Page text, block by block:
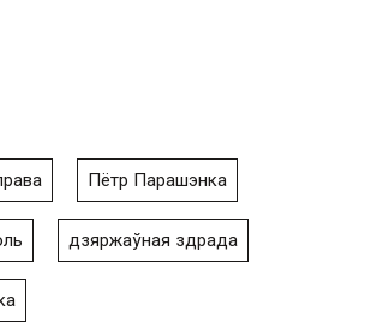
Пётр Парашэнка
дзяржаўная здрада